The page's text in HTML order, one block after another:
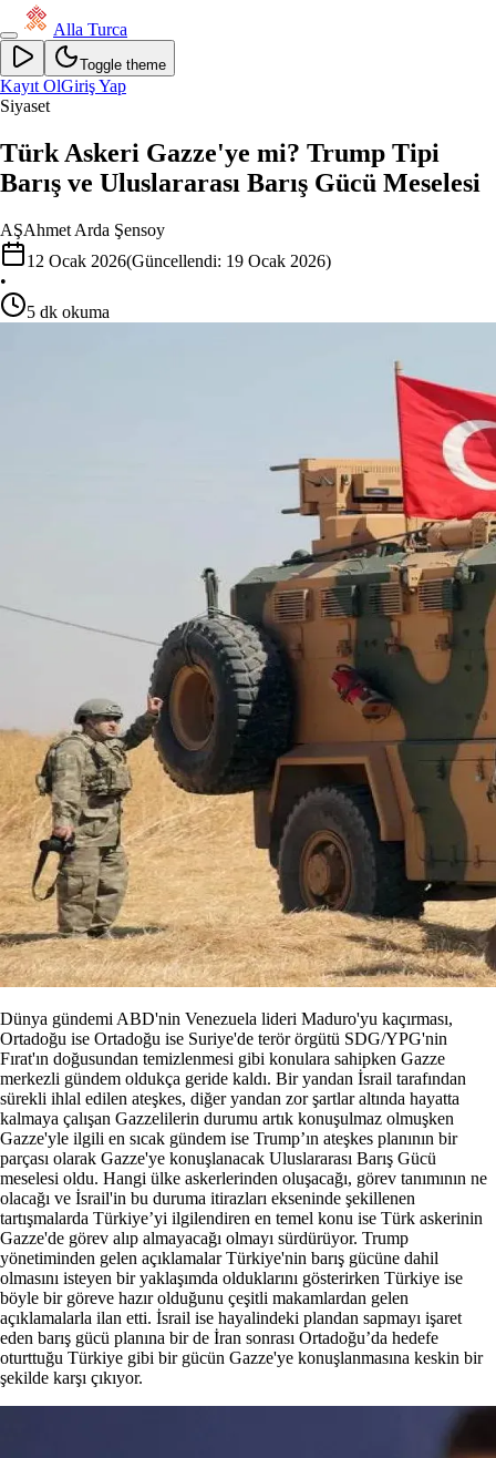
Alla Turca
Toggle theme
Kayıt OlGiriş Yap
Siyaset
Türk Askeri Gazze'ye mi? Trump Tipi
Barış ve Uluslararası Barış Gücü Meselesi
AŞAhmet Arda Şensoy
12 Ocak 2026(Güncellendi: 19 Ocak 2026)
•
5 dk okuma
Dünya gündemi ABD'nin Venezuela lideri Maduro'yu kaçırması,
Ortadoğu ise Ortadoğu ise Suriye'de terör örgütü SDG/YPG'nin
Fırat'ın doğusundan temizlenmesi gibi konulara sahipken Gazze
merkezli gündem oldukça geride kaldı. Bir yandan İsrail tarafından
sürekli ihlal edilen ateşkes, diğer yandan zor şartlar altında hayatta
kalmaya çalışan Gazzelilerin durumu artık konuşulmaz olmuşken
Gazze'yle ilgili en sıcak gündem ise Trump’ın ateşkes planının bir
parçası olarak Gazze'ye konuşlanacak Uluslararası Barış Gücü
meselesi oldu. Hangi ülke askerlerinden oluşacağı, görev tanımının ne
olacağı ve İsrail'in bu duruma itirazları ekseninde şekillenen
tartışmalarda Türkiye’yi ilgilendiren en temel konu ise Türk askerinin
Gazze'de görev alıp almayacağı olmayı sürdürüyor. Trump
yönetiminden gelen açıklamalar Türkiye'nin barış gücüne dahil
olmasını isteyen bir yaklaşımda olduklarını gösterirken Türkiye ise
böyle bir göreve hazır olduğunu çeşitli makamlardan gelen
açıklamalarla ilan etti. İsrail ise hayalindeki plandan sapmayı işaret
eden barış gücü planına bir de İran sonrası Ortadoğu’da hedefe
oturttuğu Türkiye gibi bir gücün Gazze'ye konuşlanmasına keskin bir
şekilde karşı çıkıyor.